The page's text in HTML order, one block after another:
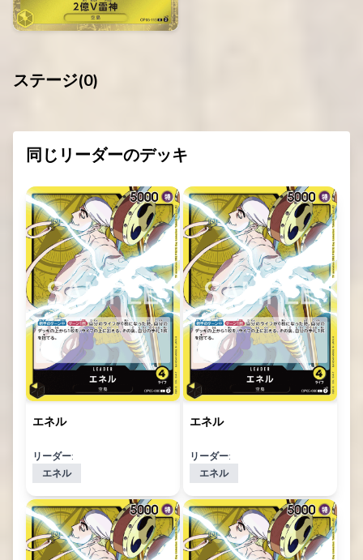
ステージ(0)
同じリーダーのデッキ
エネル
リーダー:
エネル
エネル
リーダー:
エネル